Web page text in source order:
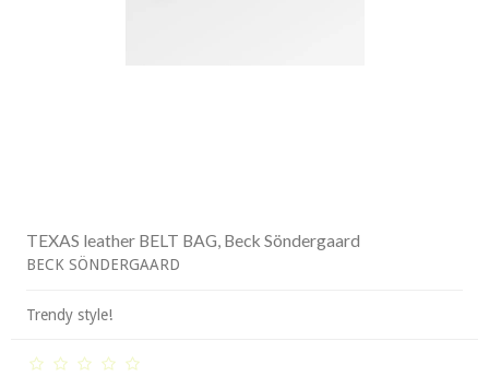
TEXAS leather BELT BAG, Beck Söndergaard
BECK SÖNDERGAARD
Trendy style!